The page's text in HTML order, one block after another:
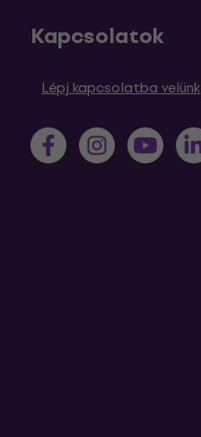
Kapcsolatok
Lépj kapcsolatba velünk